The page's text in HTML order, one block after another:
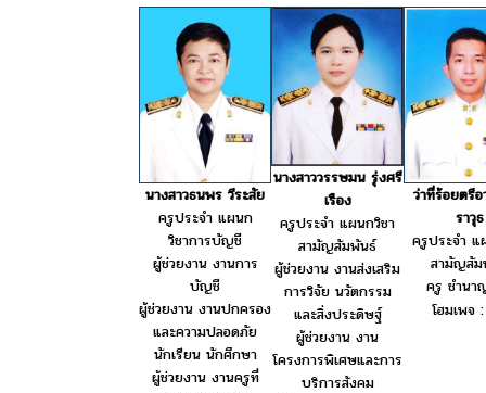
นางสาวธนพร วีระสัย
ครูประจำ แผนก
วิชาการบัญชี
ผู้ช่วยงาน งานการ
บัญชี
ผู้ช่วยงาน งานปกครอง
และความปลอดภัย
นักเรียน นักศึกษา
ผู้ช่วยงาน งานครูที่
นางสาววรรษมน รุ่งศรี
เรือง
ครูประจำ แผนกวิชา
สามัญสัมพันธ์
ผู้ช่วยงาน งานส่งเสริม
การวิจัย นวัตกรรม
และสิ่งประดิษฐ์
ผู้ช่วยงาน งาน
โครงการพิเศษและการ
บริการสังคม
ว่าที่ร้อยตรี
ราวุธ
ครูประจำ แ
สามัญสั
ครู ชำนา
โฮมเพจ